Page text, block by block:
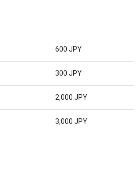
600 JPY
300 JPY
2,000 JPY
3,000 JPY